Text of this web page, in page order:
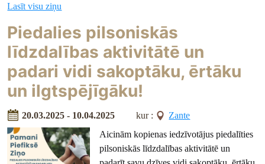
Lasīt visu ziņu
Piedalies pilsoniskās
līdzdalības aktivitātē un
padari vidi sakoptāku, ērtāku
un ilgtspējīgāku!
20.03.2025 - 10.04.2025 kur :
Zante
Aicinām kopienas iedzīvotājus piedalīties
pilsoniskās līdzdalības aktivitātē un